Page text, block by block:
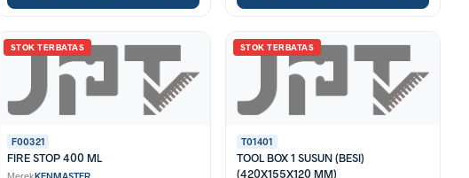
STOK TERBATAS
F00321
FIRE STOP 400 ML
STOK TERBATAS
T01401
TOOL BOX 1 SUSUN (BESI)
(420X155X120 MM)